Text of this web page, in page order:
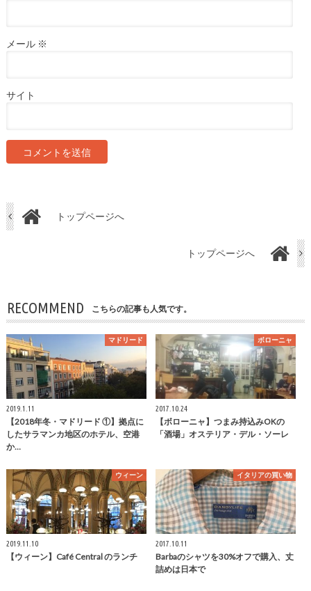
メール ※
サイト
トップページへ
トップページへ
RECOMMEND こちらの記事も人気です。
マドリード
2019.1.11
【2018年冬・マドリード ①】拠点に
したサラマンカ地区のホテル、空港
か…
ボローニャ
2017.10.24
【ボローニャ】つまみ持込みOKの
「酒場」オステリア・デル・ソーレ
ウィーン
2019.11.10
【ウィーン】Café Central のランチ
イタリアの買い物
2017.10.11
Barbaのシャツを30%オフで購入、丈
詰めは日本で